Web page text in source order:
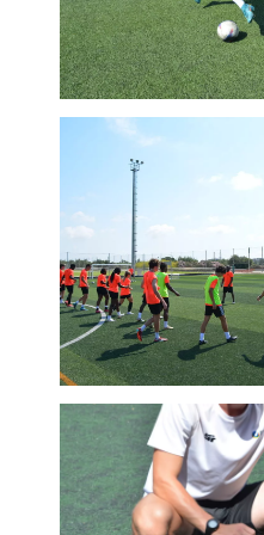
D
*
you.